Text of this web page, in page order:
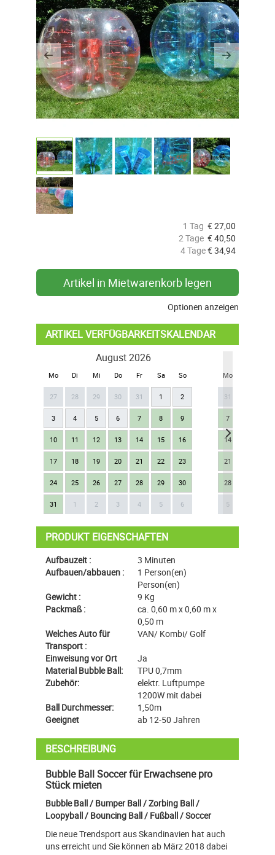
Previous Next
1 Tag €27,00
2 Tage €40,50
4 Tage€34,94
Artikel in Mietwarenkorb legen
Optionen anzeigen
ARTIKEL VERFÜGBARKEITSKALENDAR
August 2026
Mo Di Mi Do Fr Sa So
27 28 29 30 31 1 2
3 4 5 6 7 8 9
10 11 12 13 14 15 16
17 18 19 20 21 22 23
24 25 26 27 28 29 30
31 1 2 3 4 5 6
Mo
31
7
14
21
28
5
Next
PRODUKT EIGENSCHAFTEN
Aufbauzeit :
3 Minuten
Aufbauen/abbauen :
1 Person(en)
Person(en)
Gewicht :
9 Kg
Packmaß :
ca. 0,60 m x 0,60 m x
0,50 m
Welches Auto für
Transport :
VAN/ Kombi/ Golf
Einweisung vor Ort
Ja
Material Bubble Ball:
TPU 0,7mm
Zubehör:
elektr. Luftpumpe
1200W mit dabei
Ball Durchmesser:
1,50m
Geeignet
ab 12-50 Jahren
BESCHREIBUNG
Bubble Ball Soccer für Erwachsene pro
Stück mieten
Bubble Ball / Bumper Ball / Zorbing Ball /
Loopyball / Bouncing Ball / Fußball / Soccer
Die neue Trendsport aus Skandinavien hat auch
uns erreicht und Sie können ab März 2018 dabei